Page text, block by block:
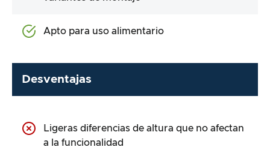
Apto para uso alimentario
Desventajas
Ligeras diferencias de altura que no afectan
a la funcionalidad